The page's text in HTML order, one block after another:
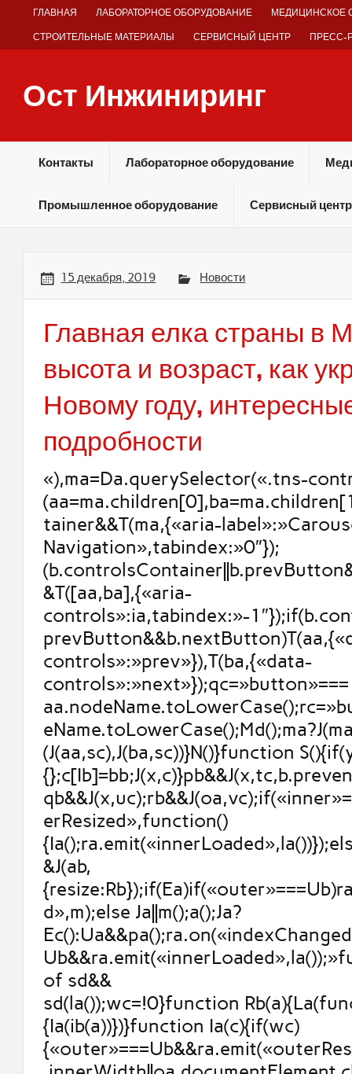
ГЛАВНАЯ ЛАБОРАТОРНОЕ ОБОРУДОВАНИЕ МЕДИЦИНСКОЕ
СТРОИТЕЛЬНЫЕ МАТЕРИАЛЫ СЕРВИСНЫЙ ЦЕНТР ПРЕСС-
Ост Инжиниринг
Контакты Лабораторное оборудование
Промышленное оборудование Сервисный центр
15 декабря, 2019 Новости
Главная елка страны в
высота и возраст, как
Новому году,
подробности
«),ma=Da.querySelector(«.tns-
tainer&&T(ma,{«aria-
Navigation»,tabindex:»0″});
&T([aa,ba],{«aria-
controls»:ia,tabindex:»-
controls»:»prev»}),T(ba,{«data-
controls»:»next»});qc=»button»===
(J(aa,sc),J(ba,sc))}N()}function
erResized»,function()
&J(ab,
d»,m);else Ja||m();a();Ja?
of sd&&
sd(la());wc=!0}function
{Ia(ib(a))})}function Ia(c){if(wc)